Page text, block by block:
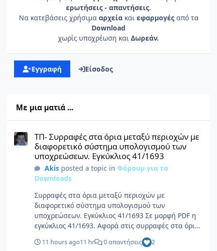
ερωτήσεις - απαντήσεις.
Να κατεβάσεις χρήσιμα αρχείακαι εφαρμογέςαπό τα
Download
χωρίς υποχρέωση και Δωρεάν.
Εγγραφή Είσοδος
Με μια ματιά ...
ΤΠ- Συρραφές στα όρια μεταξύ περιοχών με
διαφορετικό σύστημα υπολογισμού των
υποχρεώσεων. Εγκύκλιος 41/1693
Akisposted a topic in Φόρουμ για τα
Downloads
Συρραφές στα όρια μεταξύ περιοχών με
διαφορετικό σύστημα υπολογισμού των
υποχρεώσεων. Εγκύκλιος 41/1693 Σε μορφή PDF η
εγκύκλιος 41/1693. Αφορά στις συρραφές στα όρια
μεταξύ περιοχών με διαφορετικό σύστημα
υπολογισμού των υποχρεώσεων, με τα
11 hours ago11 hr 0 απαντήσεις 2